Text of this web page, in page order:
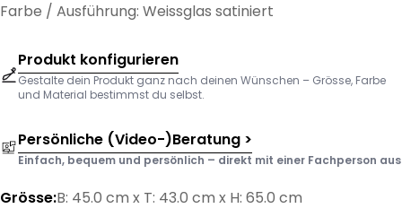
Farbe / Ausführung: Weissglas satiniert
Produkt konfigurieren
Gestalte dein Produkt ganz nach deinen Wünschen – Grösse, Farbe
und Material bestimmst du selbst.
Persönliche (Video-)Beratung >
Einfach, bequem und persönlich – direkt mit einer Fachperson aus
Grösse:B: 45.0 cm x T: 43.0 cm x H: 65.0 cm